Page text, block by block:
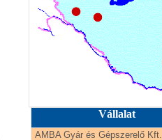
Vállalat
AMBA Gyár és Gépszerelő Kft.